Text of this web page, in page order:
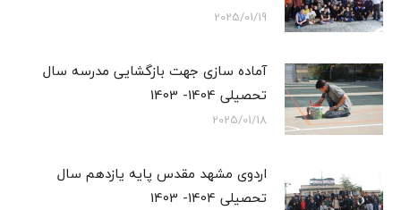
2025/01/19
آماده سازی جهت بازگشایی مدرسه سال
تحصیلی 1404- 1403
2025/01/18
اردوی مشهد مقدس پایه یازدهم سال
تحصیلی 1404- 1403